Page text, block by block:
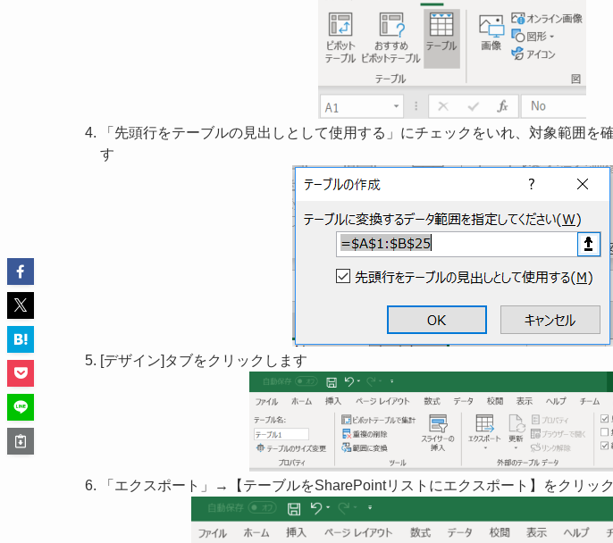
「先頭行をテーブルの見出しとして使用する」にチェックをいれ、対象範囲を
す
[デザイン]タブをクリックします
「エクスポート」→【テーブルをSharePointリストにエクスポート】をクリッ